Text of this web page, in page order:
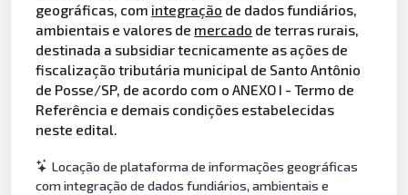
geográficas, com integração de dados fundiários,
ambientais e valores de mercado de terras rurais,
destinada a subsidiar tecnicamente as ações de
fiscalização tributária municipal de Santo Antônio
de Posse/SP, de acordo com o ANEXO I - Termo de
Referência e demais condições estabelecidas
neste edital.
Locação de plataforma de informações geográficas
com integração de dados fundiários, ambientais e